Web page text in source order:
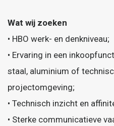
Wat wij zoeken
• HBO werk- en denkniveau;
• Ervaring in een
staal, aluminium of
projectomgeving;
• Technisch inzicht en
• Sterke communicatieve